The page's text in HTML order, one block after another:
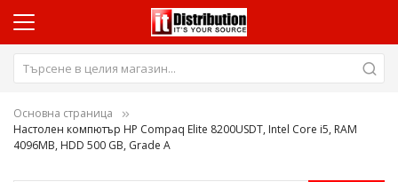
Основна страница
Настолен компютър HP Compaq Elite 8200USDT, Intel Core i5, RAM
4096MB, HDD 500 GB, Grade A